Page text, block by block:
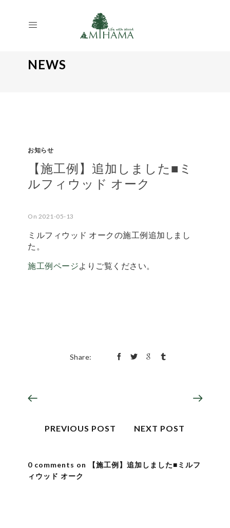
NEWS
お知らせ
【施工例】追加しました■ミ
ルフィウッド オーク
On 2021-05-13
ミルフィウッド オークの施工例追加しまし
た。
施工例ページ よりご覧ください。
Share:
PREVIOUS POST NEXT POST
0 comments on 【施工例】追加しました■ミルフ
ィウッド オーク